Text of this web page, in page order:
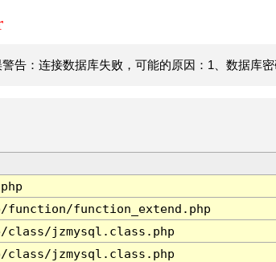
告：连接数据库失败，可能的原因：1、数据库密
function/function_extend.php
class/jzmysql.class.php
class/jzmysql.class.php